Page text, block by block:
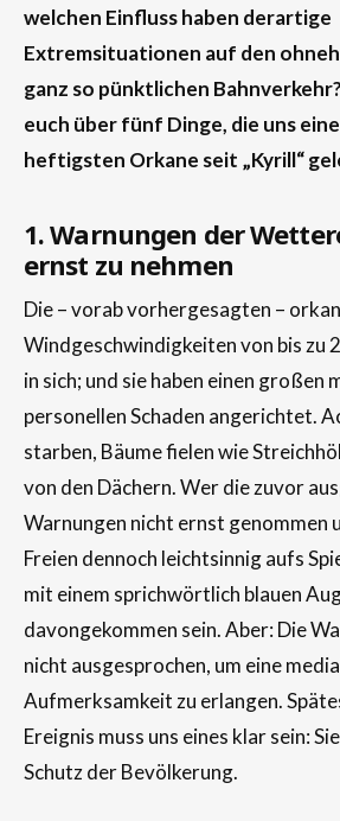
welchen Einfluss haben derartige
Extremsituationen auf den
ganz so pünktlichen
euch über fünf Dinge, die uns
heftigsten Orkane seit „Kyrill“
1. Warnungen der
ernst zu nehmen
Die – vorab vorhergesagten –
Windgeschwindigkeiten von bis zu
in sich; und sie haben einen großen
personellen Schaden angerichtet.
starben, Bäume fielen wie
von den Dächern. Wer die zuvor
Warnungen nicht ernst genommen
Freien dennoch leichtsinnig aufs
mit einem sprichwörtlich blauen
davongekommen sein. Aber: Die
nicht ausgesprochen, um eine
Aufmerksamkeit zu erlangen.
Ereignis muss uns eines klar sein:
Schutz der Bevölkerung.